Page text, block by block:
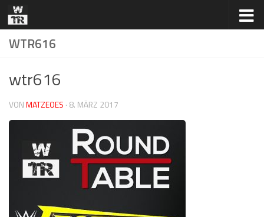
Zum Inhalt springen
WTR616
wtr616
VONMATZEOES · 8. MÄRZ 2017